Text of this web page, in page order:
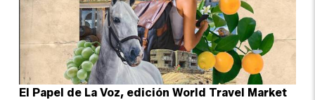
El Papel de La Voz, edición World Travel Market